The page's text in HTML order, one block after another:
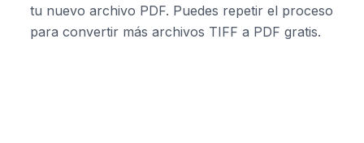
tu nuevo archivo PDF. Puedes repetir el proceso
para convertir más archivos TIFF a PDF gratis.